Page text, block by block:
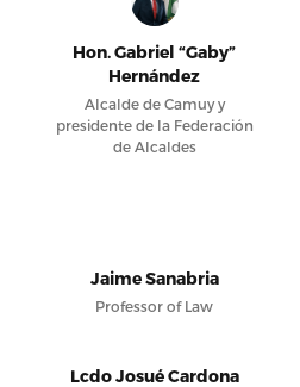
Hon. Gabriel “Gaby”
Hernández
Alcalde de Camuy y
presidente de la Federación
de Alcaldes
Jaime Sanabria
Professor of Law
Lcdo Josué Cardona